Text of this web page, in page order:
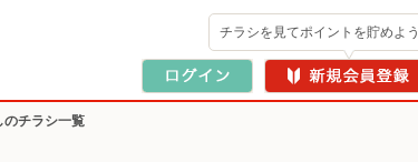
チラシを見てポイントを貯めよう
のチラシ一覧